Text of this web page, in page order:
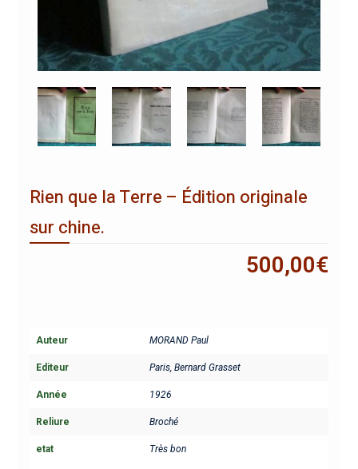
Rien que la Terre – Édition originale
sur chine.
500,00€
Auteur MORAND Paul
Editeur Paris, Bernard Grasset
Année 1926
Reliure Broché
etat Très bon